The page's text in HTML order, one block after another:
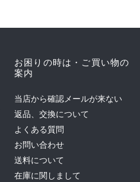
お困りの時は・ご買い物の
案内
当店から確認メールが来ない
返品、交換について
よくある質問
お問い合わせ
送料について
在庫に関しまして